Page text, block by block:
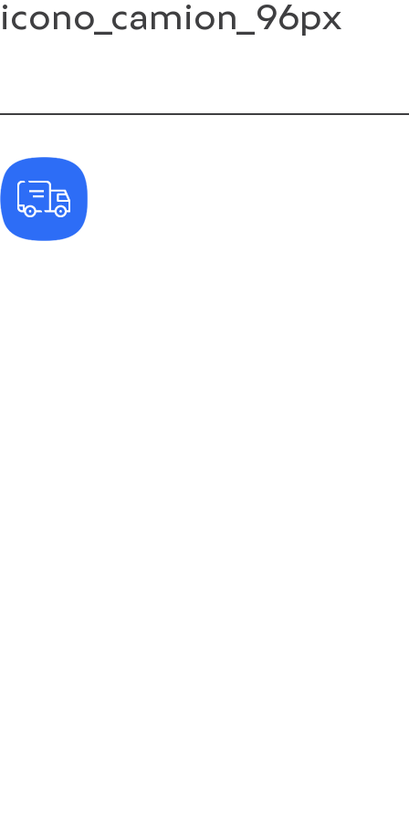
Saltar
alicono_camion_96px